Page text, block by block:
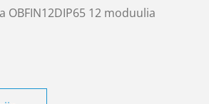
12 moduulia